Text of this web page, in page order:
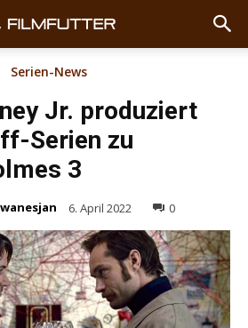
Serien-News
Jr. produziert
Serien zu
3
6. April 2022 0